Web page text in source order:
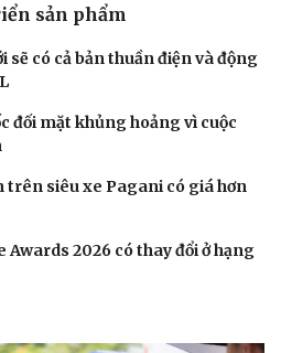
sản phẩm
sẽ có cả bản thuần điện và động
đối mặt khủng hoảng vì cuộc
trên siêu xe Pagani có giá hơn
Awards 2026 có thay đổi ở hạng